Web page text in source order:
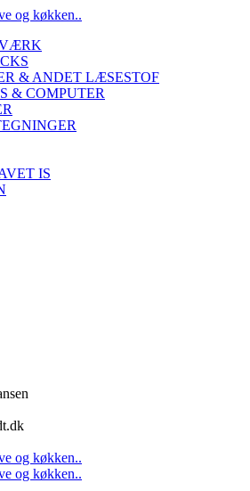
og køkken..
& ANDET LÆSESTOF
& COMPUTER
IS
og køkken..
og køkken..